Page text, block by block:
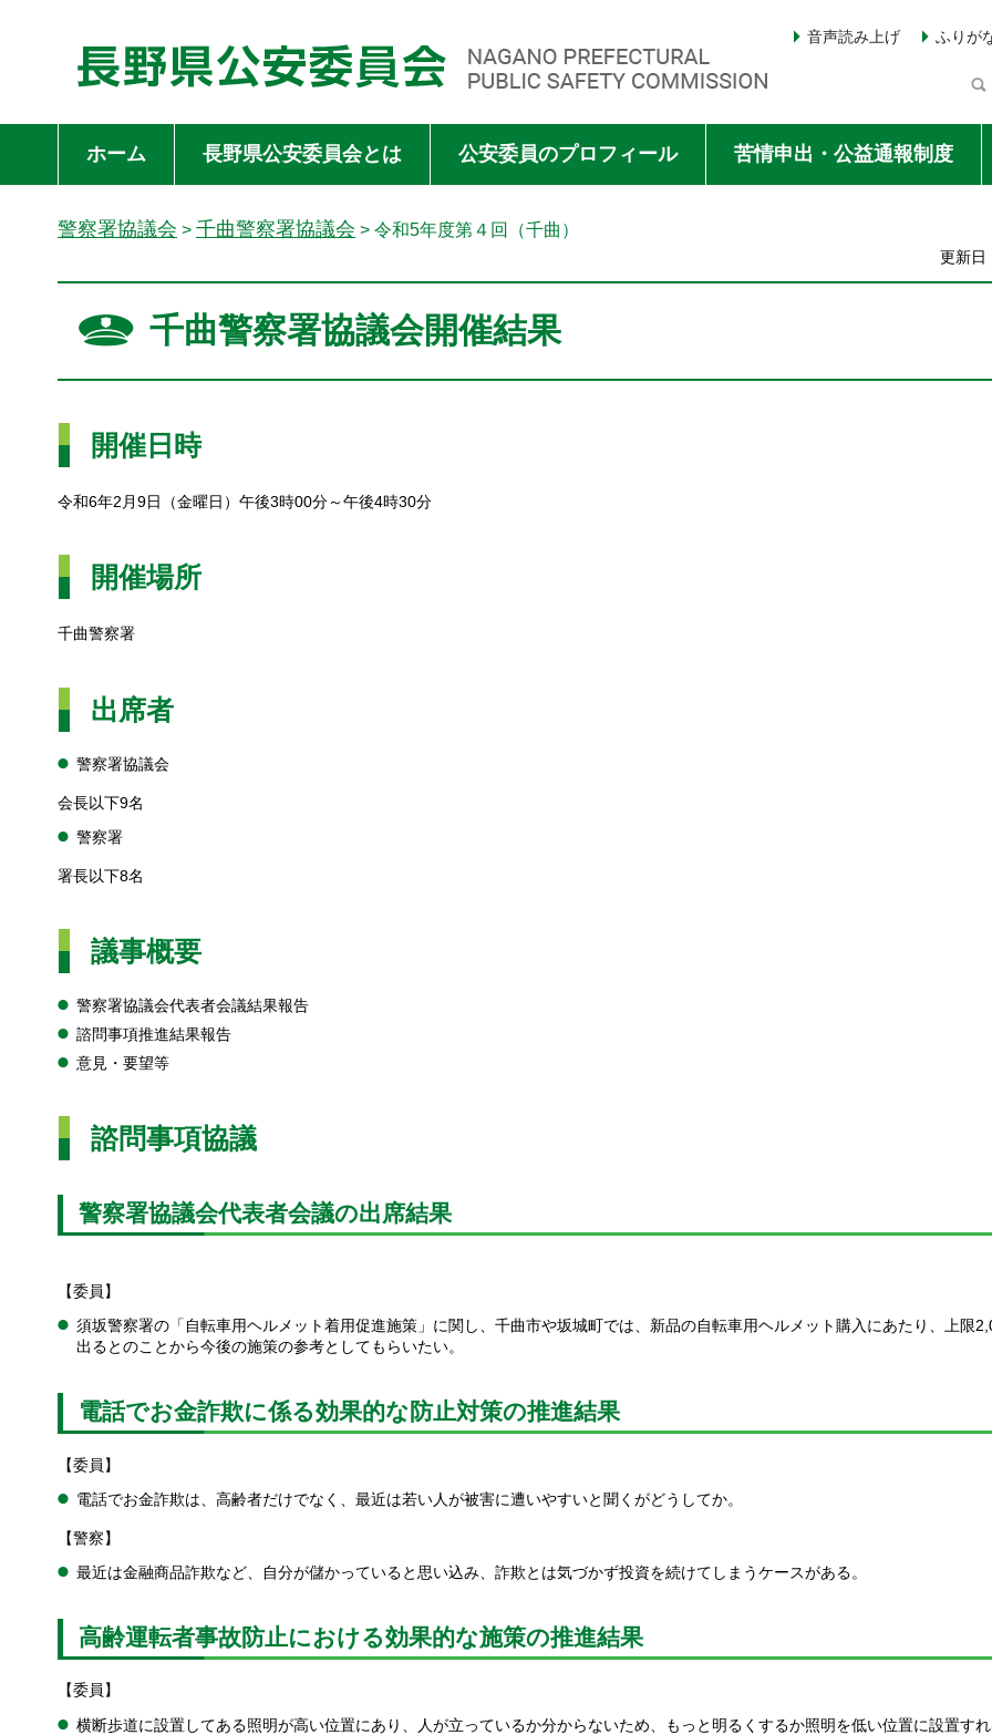
長野県公安委員会 NAGANO PREFECTURAL PUBLIC SAFETY COMMISSION
音声読み上げ ふりが
ホーム 長野県公安委員会とは 公安委員のプロフィール 苦情申出・公益通報制度
警察署協議会 > 千曲警察署協議会 > 令和5年度第４回（千曲）
更新日
千曲警察署協議会開催結果
開催日時
令和6年2月9日（金曜日）午後3時00分～午後4時30分
開催場所
千曲警察署
出席者
警察署協議会
会長以下9名
警察署
署長以下8名
議事概要
警察署協議会代表者会議結果報告
諮問事項推進結果報告
意見・要望等
諮問事項協議
警察署協議会代表者会議の出席結果
【委員】
須坂警察署の「自転車用ヘルメット着用促進施策」に関し、千曲市や坂城町では、新品の自転車用ヘルメット購入にあたり、上限
出るとのことから今後の施策の参考としてもらいたい。
電話でお金詐欺に係る効果的な防止対策の推進結果
【委員】
電話でお金詐欺は、高齢者だけでなく、最近は若い人が被害に遭いやすいと聞くがどうしてか。
【警察】
最近は金融商品詐欺など、自分が儲かっていると思い込み、詐欺とは気づかず投資を続けてしまうケースがある。
高齢運転者事故防止における効果的な施策の推進結果
【委員】
横断歩道に設置してある照明が高い位置にあり、人が立っているか分からないため、もっと明るくするか照明を低い位置に設置す